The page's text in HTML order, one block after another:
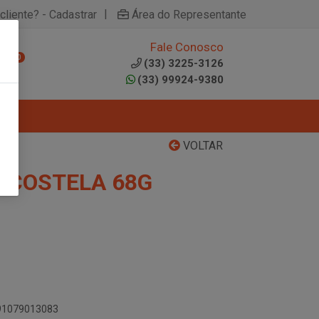
- Cadastrar | Área do Representante
0
Fale Conosco
(33) 3225-3126
(33) 99924-9380
VOLTAR
COSTELA 68G